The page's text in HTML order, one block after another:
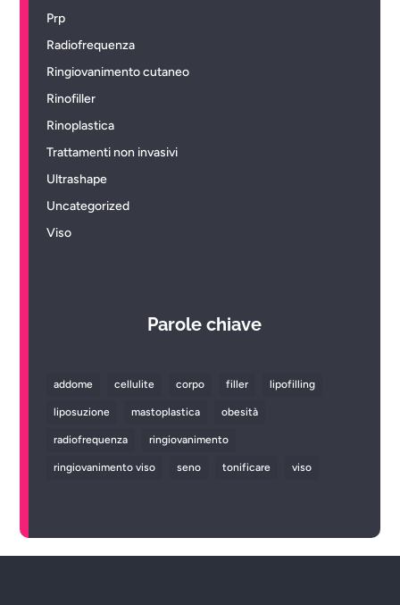
Prp
Radiofrequenza
Ringiovanimento cutaneo
Rinofiller
Rinoplastica
Trattamenti non invasivi
Ultrashape
Uncategorized
Viso
Parole chiave
addome cellulite corpo filler lipofilling
liposuzione mastoplastica obesità
radiofrequenza ringiovanimento
ringiovanimento viso seno tonificare viso